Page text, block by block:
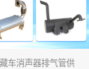
车消声器排气管供